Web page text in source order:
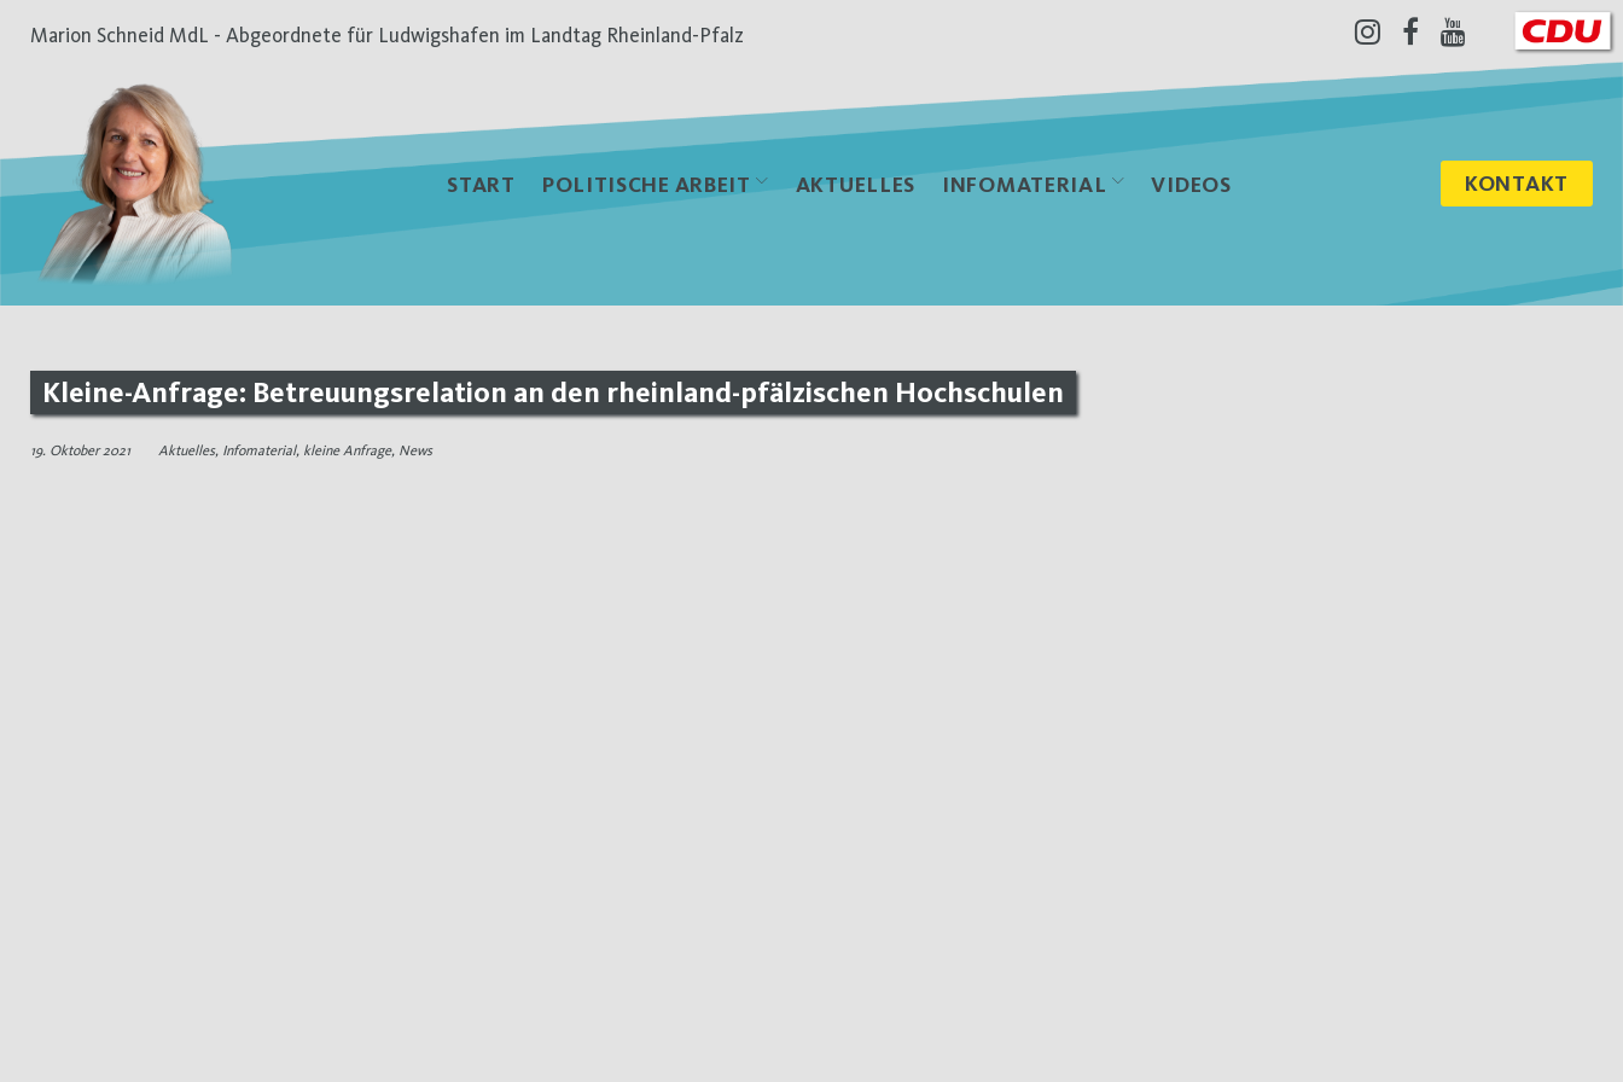
Inhalt
Marion Schneid MdL - Abgeordnete für Ludwigshafen im Landtag Rheinland-Pfalz
Instagram
Facebook
Youtube
START POLITISCHE ARBEIT AKTUELLES INFOMATERIAL VIDEOS KONTAKT
Kleine-Anfrage: Betreuungsrelation an den rheinland-pfälzischen Hochschulen
19. Oktober 2021 Aktuelles, Infomaterial, kleine Anfrage, News